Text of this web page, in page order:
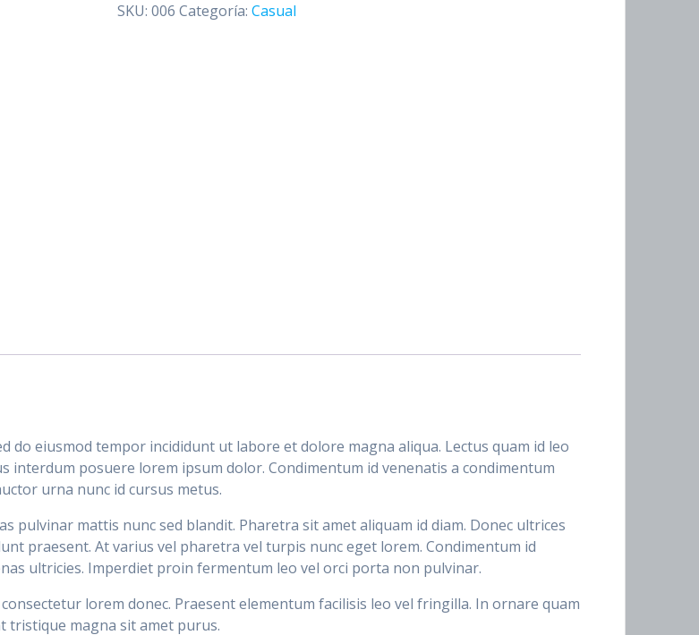
non
SKU: 006 Categoría: Casual
do eiusmod tempor incididunt ut labore et dolore magna aliqua. Lectus quam id leo
interdum posuere lorem ipsum dolor. Condimentum id venenatis a condimentum
urna nunc id cursus metus.
pulvinar mattis nunc sed blandit. Pharetra sit amet aliquam id diam. Donec ultrices
praesent. At varius vel pharetra vel turpis nunc eget lorem. Condimentum id
ultricies. Imperdiet proin fermentum leo vel orci porta non pulvinar.
lorem donec. Praesent elementum facilisis leo vel fringilla. In ornare quam
tristique magna sit amet purus.